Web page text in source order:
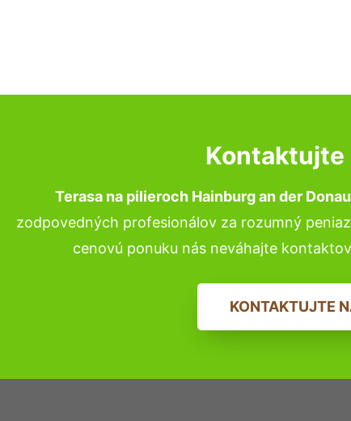
Kontaktujte
Terasa na pilieroch Hainburg an der Donau
zodpovedných profesionálov za rozumný
cenovú ponuku nás neváhajte
KONTAKTUJTE